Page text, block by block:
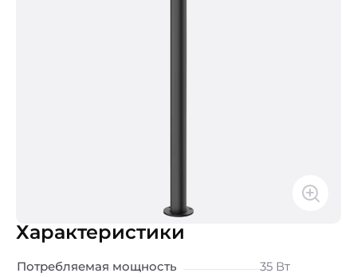
Характеристики
Потребляемая мощность
35 Вт